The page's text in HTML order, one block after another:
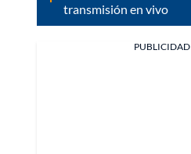
transmisión en vivo
PUBLICIDAD